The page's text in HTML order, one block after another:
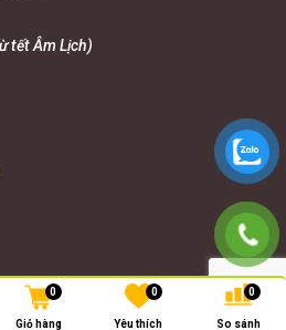
tết Âm Lịch)
thuộc về Goldnova
Giỏ hàng
0
Yêu thích
0
So sánh
0